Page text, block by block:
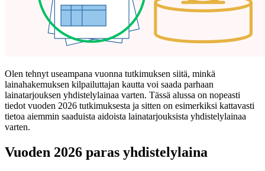
Olen tehnyt useampana vuonna tutkimuksen siitä, minkä
lainahakemuksen kilpailuttajan kautta voi saada parhaan
lainatarjouksen yhdistelylainaa varten. Tässä alussa on nopeasti
tiedot vuoden 2026 tutkimuksesta ja sitten on esimerkiksi kattavasti
tietoa aiemmin saaduista aidoista lainatarjouksista yhdistelylainaa
varten.
Vuoden 2026 paras yhdistelylaina